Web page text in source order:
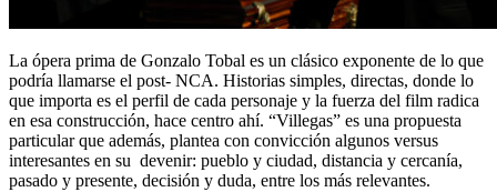
La ópera prima de Gonzalo Tobal es un clásico exponente de lo que
podría llamarse el post- NCA. Historias simples, directas, donde lo
que importa es el perfil de cada personaje y la fuerza del film radica
en esa construcción, hace centro ahí. “Villegas” es una propuesta
particular que además, plantea con convicción algunos versus
interesantes en su devenir: pueblo y ciudad, distancia y cercanía,
pasado y presente, decisión y duda, entre los más relevantes.